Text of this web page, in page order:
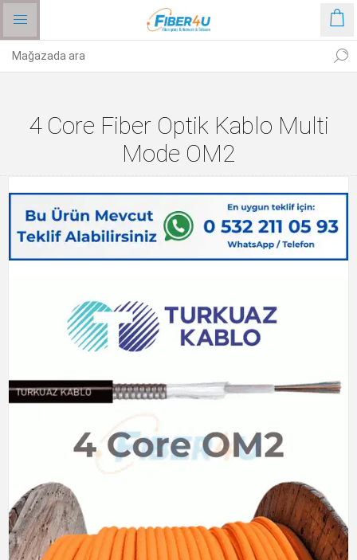
4 Core Fiber Optik Kablo Multi
Mode OM2